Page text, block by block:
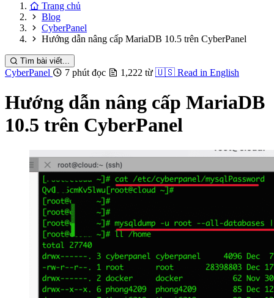
Trang chủ
Blog
CyberPanel
Hướng dẫn nâng cấp MariaDB 10.5 trên CyberPanel
Tìm bài viết...
CyberPanel 7 phút đọc 1,222 từ 🇺🇸 Read in English
Hướng dẫn nâng cấp MariaDB
10.5 trên CyberPanel